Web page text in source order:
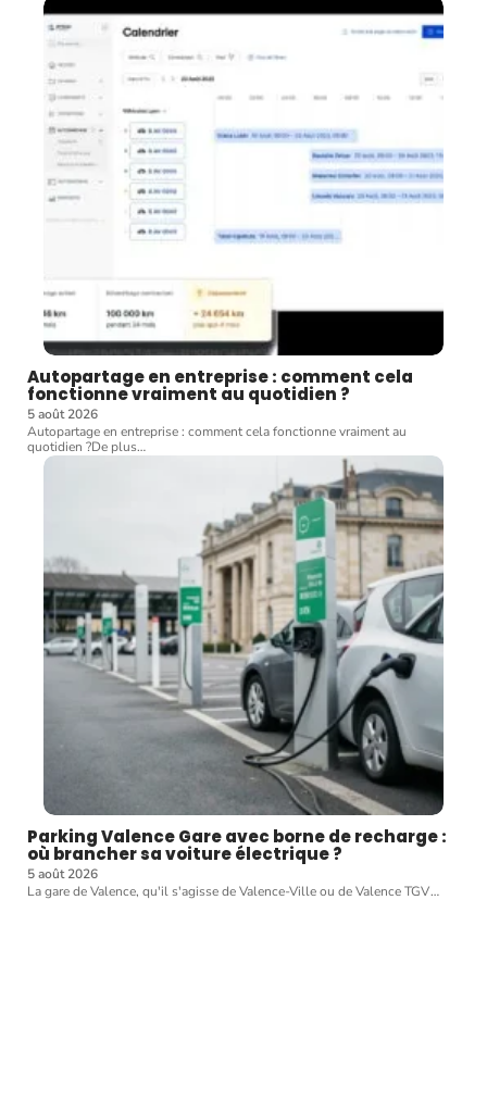
Autopartage en entreprise : comment cela
fonctionne vraiment au quotidien ?
5 août 2026
Autopartage en entreprise : comment cela fonctionne vraiment au
quotidien ?De plus…
Parking Valence Gare avec borne de recharge :
où brancher sa voiture électrique ?
5 août 2026
La gare de Valence, qu'il s'agisse de Valence-Ville ou de Valence TGV…